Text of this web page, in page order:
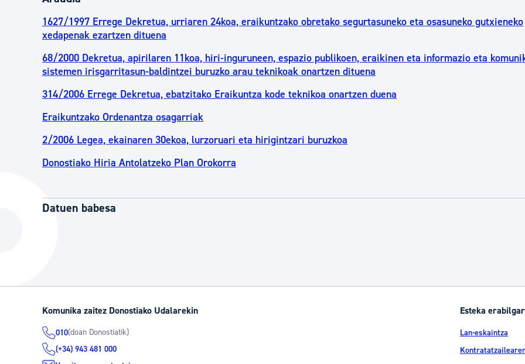
1627/1997 Errege Dekretua, urriaren 24koa, eraikuntzako obretako segurtasuneko eta osasuneko gutxieneko
xedapenak ezartzen dituena
68/2000 Dekretua, apirilaren 11koa, hiri-inguruneen, espazio publikoen, eraikinen eta informazio eta
sistemen irisgarritasun-baldintzei buruzko arau teknikoak onartzen dituena
314/2006 Errege Dekretua, ebatzitako Eraikuntza kode teknikoa onartzen duena
Eraikuntzako Ordenantza osagarriak
2/2006 Legea, ekainaren 30ekoa, lurzoruari eta hirigintzari buruzkoa
Donostiako Hiria Antolatzeko Plan Orokorra
Datuen babesa
Komunika zaitez Donostiako Udalarekin
010(doan Donostiatik)
(+34) 943 481 000
Esteka
Lan-eskaintza